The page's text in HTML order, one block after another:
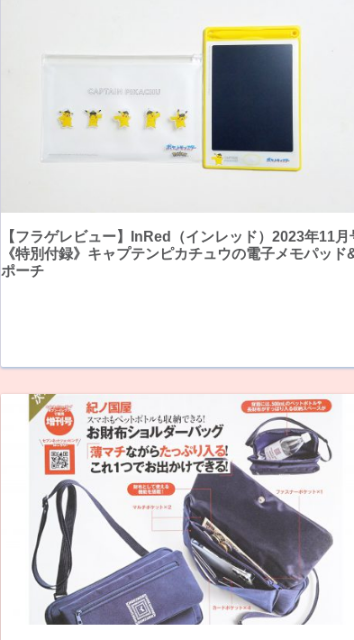
【フラゲレビュー】InRed（インレッド）2023年11月
《特別付録》キャプテンピカチュウの電子メモパッド
ポーチ